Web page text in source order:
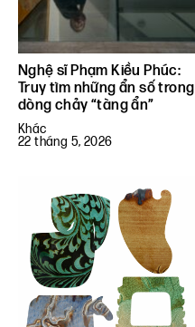
Nghệ sĩ Phạm Kiều Phúc:
Truy tìm những ẩn số trong
dòng chảy “tàng ẩn”
Khác
22 tháng 5, 2026